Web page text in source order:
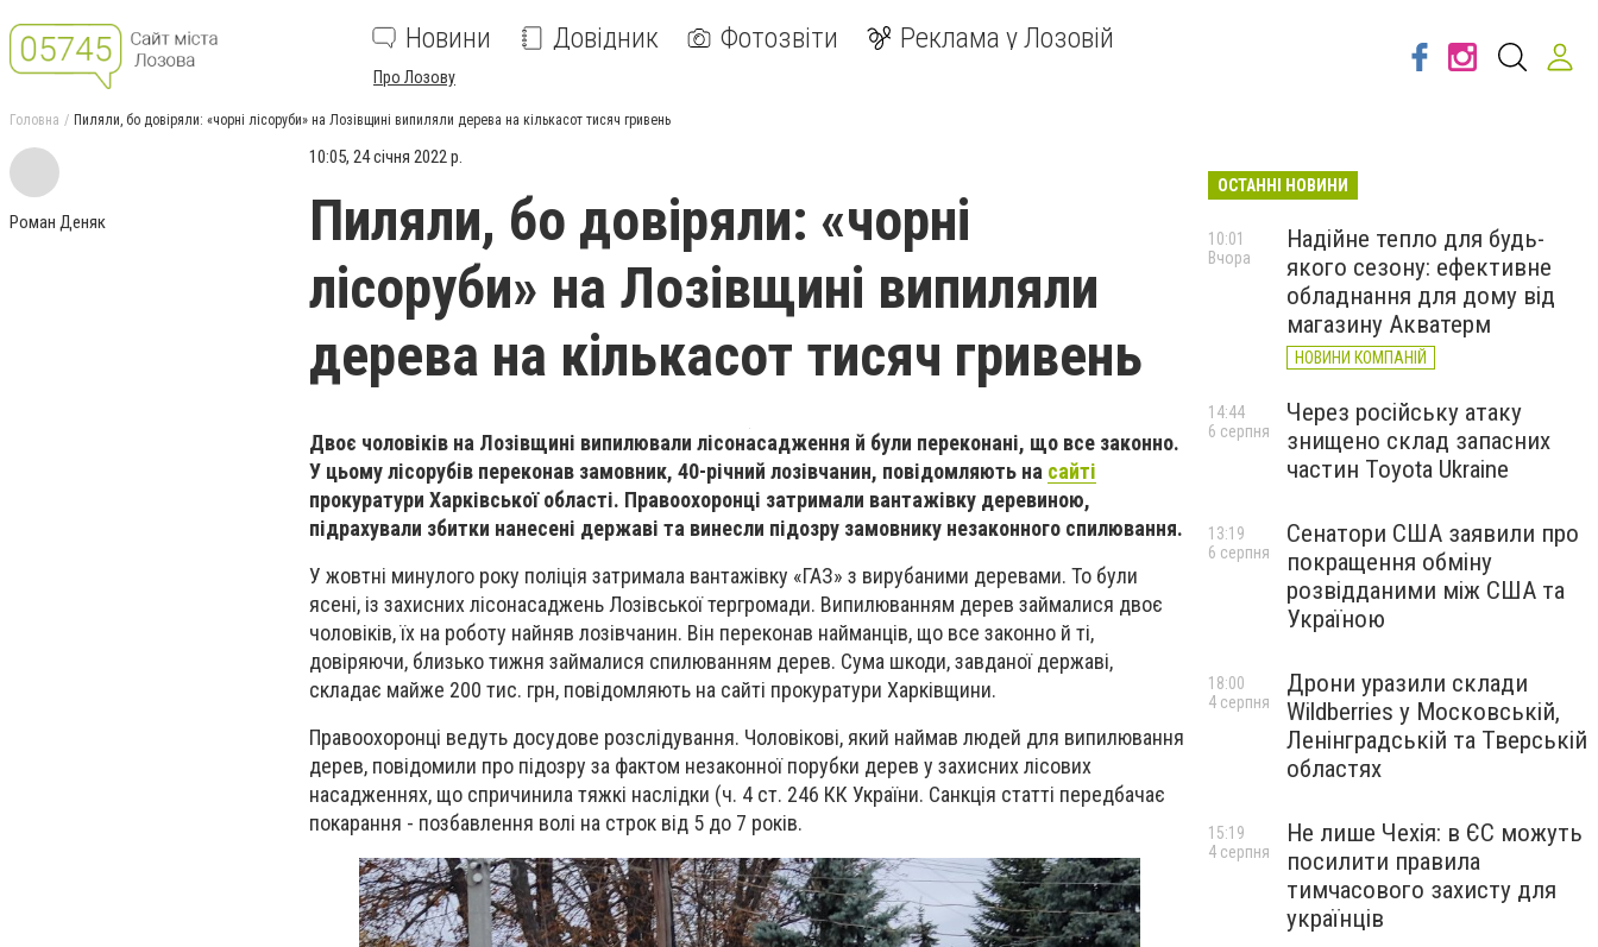
Новини Довідник Фотозвіти Реклама у Лозовій
Про Лозову
Головна Пиляли, бо довіряли: «чорні лісоруби» на Лозівщині випиляли дерева на кількасот тисяч гривень
Роман Деняк
10:05, 24 січня 2022 р.
Пиляли, бо довіряли: «чорні
лісоруби» на Лозівщині випиляли
дерева на кількасот тисяч гривень
Двоє чоловіків на Лозівщині випилювали лісонасадження й були переконані, що все законно.
У цьому лісорубів переконав замовник, 40-річний лозівчанин, повідомляють на сайті
прокуратури Харківської області. Правоохоронці затримали вантажівку деревиною,
підрахували збитки нанесені державі та винесли підозру замовнику незаконного спилювання.
У жовтні минулого року поліція затримала вантажівку «ГАЗ» з вирубаними деревами. То були
ясені, із захисних лісонасаджень Лозівської тергромади. Випилюванням дерев займалися двоє
чоловіків, їх на роботу найняв лозівчанин. Він переконав найманців, що все законно й ті,
довіряючи, близько тижня займалися спилюванням дерев. Сума шкоди, завданої державі,
складає майже 200 тис. грн, повідомляють на сайті прокуратури Харківщини.
Правоохоронці ведуть досудове розслідування. Чоловікові, який наймав людей для випилювання
дерев, повідомили про підозру за фактом незаконної порубки дерев у захисних лісових
насадженнях, що спричинила тяжкі наслідки (ч. 4 ст. 246 КК України. Санкція статті передбачає
покарання - позбавлення волі на строк від 5 до 7 років.
ОСТАННІ НОВИНИ
Надійне тепло для будь-
якого сезону: ефективне
обладнання для дому від
магазину Акватерм
НОВИНИ КОМПАНІЙ
10:01
Вчора
Через російську атаку
знищено склад запасних
частин Toyota Ukraine
14:44
6 серпня
Сенатори США заявили про
покращення обміну
розвідданими між США та
Україною
13:19
6 серпня
Дрони уразили склади
Wildberries у Московській,
Ленінградській та Тверській
областях
18:00
4 серпня
Не лише Чехія: в ЄС можуть
посилити правила
тимчасового захисту для
українців
15:19
4 серпня